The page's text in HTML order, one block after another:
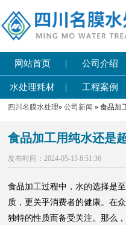
网站首页 | 公司介绍
水处理耗材 | 工程案例
四川名膜水处理»公司新闻 » 食品加
食品加工用纯水还是
发布时间：2024-05-15 8:51:36
食品加工过程中，水的选择是
质，更关乎消费者的健康。在
独特的性质而备受关注。那么